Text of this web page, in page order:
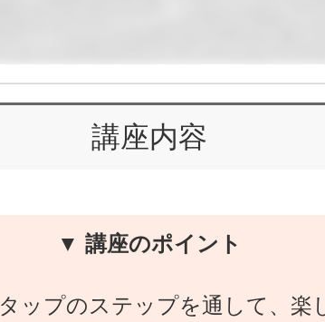
講座内容
▼ 講座のポイント
タップのステップを通して、楽